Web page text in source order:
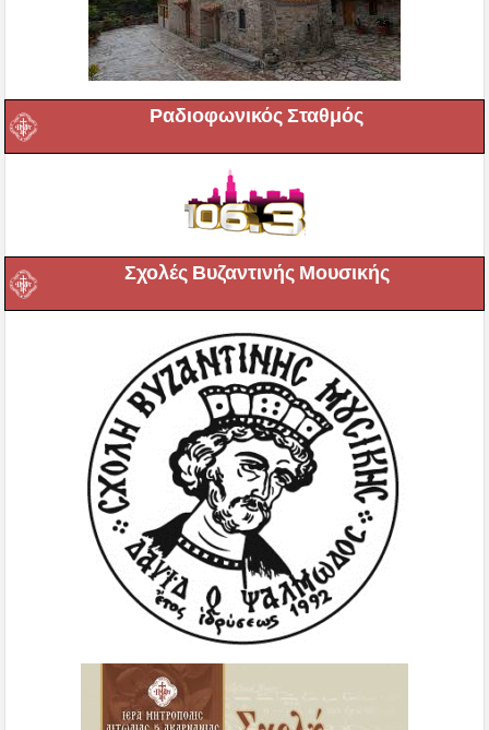
Ραδιοφωνικός Σταθμός
Σχολές Βυζαντινής Μουσικής